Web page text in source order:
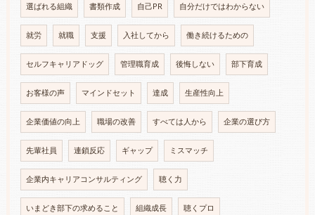
選ばれる組織 書類作成 自己PR 自分だけではわからない
就労 就職 支援 入社してから 働き続けるための
セルフキャリアドッグ 管理職育成 後悔しない 部下育成
お客様の声 マインドセット 達成 生産性向上
企業価値の向上 職場の改善 すべては人から 企業の選び方
先輩社員 連鎖反応 ギャップ ミスマッチ
企業内キャリアコンサルティング 聴く力
いまどき部下の求めること 組織成長 聴くプロ